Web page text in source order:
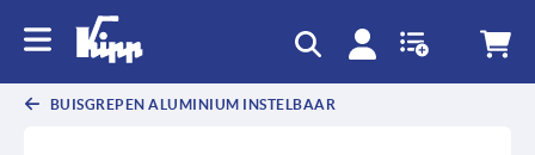
BUISGREPEN ALUMINIUM INSTELBAAR